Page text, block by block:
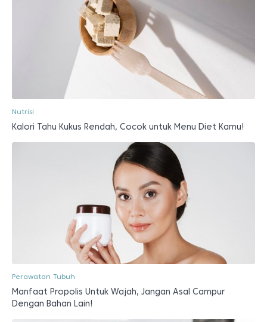
Nutrisi
Kalori Tahu Kukus Rendah, Cocok untuk Menu Diet Kamu!
Perawatan Tubuh
Manfaat Propolis Untuk Wajah, Jangan Asal Campur
Dengan Bahan Lain!